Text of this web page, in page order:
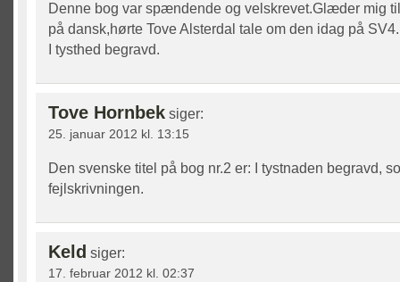
Denne bog var spændende og velskrevet.Glæder mig
på dansk,hørte Tove Alsterdal tale om den idag på
I tysthed begravd.
Tove Hornbek siger:
25. januar 2012 kl. 13:15
Den svenske titel på bog nr.2 er: I tystnaden begravd,
fejlskrivningen.
Keld siger:
17. februar 2012 kl. 02:37